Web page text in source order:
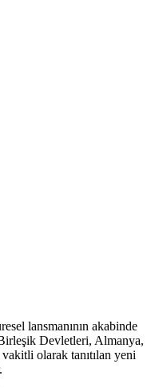
lansmanının akabinde
Devletleri, Almanya,
olarak tanıtılan yeni